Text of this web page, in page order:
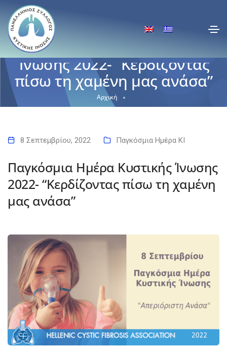
Παγκόσμια Ημέρα Κυστικής
Ίνωσης 2022- “Κερδίζοντας
πίσω τη χαμένη μας ανάσα”
Αρχική
Παγκόσμια Ημέρα Κυστικής Ίνωσης 2022- “Κερδίζοντας πίσω τη
8 Σεπτεμβρίου, 2022 Παγκόσμια Ημέρα ΚΙ
Παγκόσμια Ημέρα Κυστικής Ίνωσης
2022- “Κερδίζοντας πίσω τη χαμένη
μας ανάσα”